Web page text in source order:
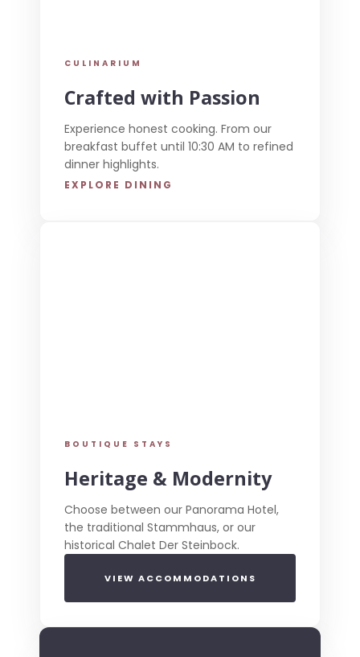
CULINARIUM
Crafted with Passion
Experience honest cooking. From our
breakfast buffet until 10:30 AM to refined
dinner highlights.
EXPLORE DINING
BOUTIQUE STAYS
Heritage & Modernity
Choose between our Panorama Hotel,
the traditional Stammhaus, or our
historical Chalet Der Steinbock.
VIEW ACCOMMODATIONS